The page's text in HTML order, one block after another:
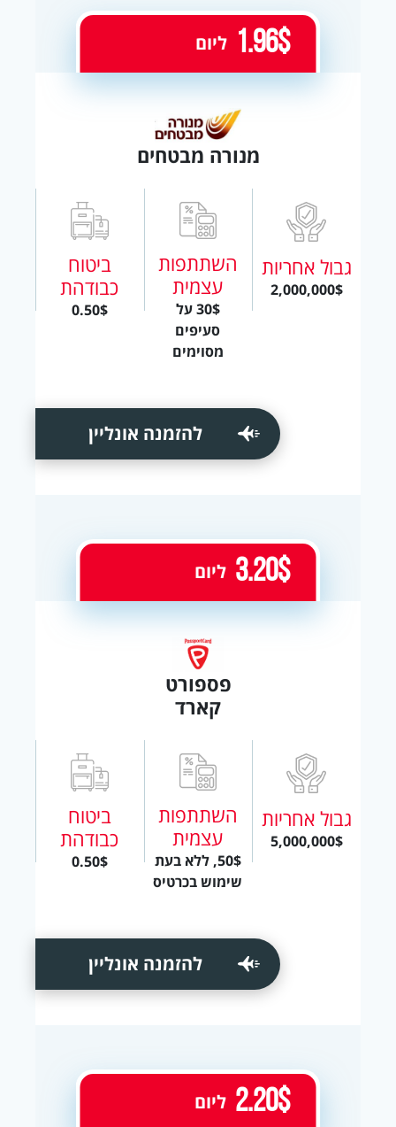
מנורה מבטחים
גבול אחריות
2,000,000$
השתתפות
עצמית
30$ על
סעיפים
מסוימים
ביטוח
כבודהת
0.50$
1.96$ ליום
להזמנה אונליין
פספורט
קארד
גבול אחריות
5,000,000$
השתתפות
עצמית
50$, ללא בעת
שימוש בכרטיס
ביטוח
כבודהת
0.50$
3.20$ ליום
להזמנה אונליין
2.20$ ליום